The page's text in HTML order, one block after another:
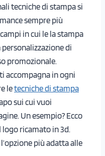
tecniche di stampa si
sempre più
in cui le la stampa
di
promozionale.
accompagna in ogni
letecniche di stampa
sui cui vuoi
Un esempio? Ecco
logo ricamato in 3d.
più adatta alle